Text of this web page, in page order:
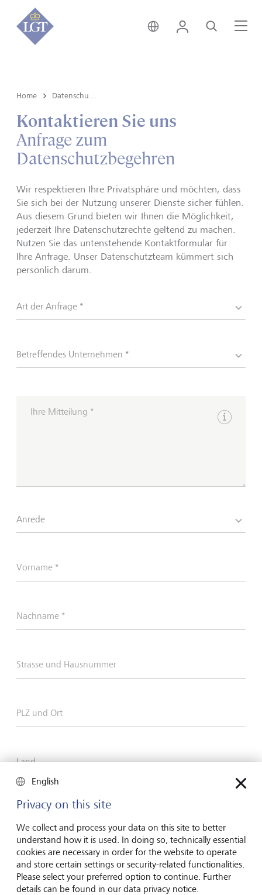
Schweiz • Deutsch
Login Suche
Home
Kontaktieren Sie uns
Anfrage zum
Datenschutzbegehren
Wir respektieren Ihre Privatsphäre und möchten, dass
Sie sich bei der Nutzung unserer Dienste sicher fühlen.
Aus diesem Grund bieten wir Ihnen die Möglichkeit,
jederzeit Ihre Datenschutzrechte geltend zu machen.
Nutzen Sie das untenstehende Kontaktformular für
Ihre Anfrage. Unser Datenschutzteam kümmert sich
persönlich darum.
Art der Anfrage *
Betreffendes Unternehmen *
Ihre Mitteilung *
Hinweise
Anrede
Vorname *
Nachname *
Strasse und Hausnummer
PLZ und Ort
Land
E-Mail-Adresse *
Ich habe dieEinverständniserklärunggelesen und
verstanden.*
English
Privacy on this site
We collect and process your data on this site to better
understand how it is used. In doing so, technically essential
cookies are necessary in order for the website to operate
and store certain settings or security-related functionalities.
Please select your preferred option to continue. Further
details can be found in our data privacy notice.